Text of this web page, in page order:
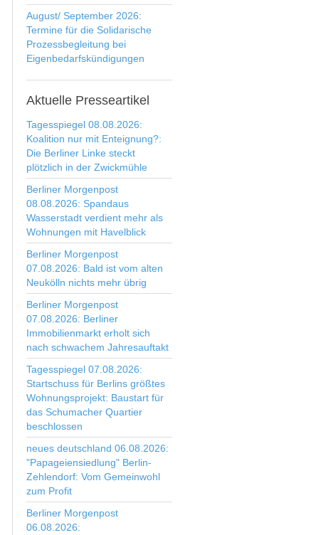
August/ September 2026:
Termine für die Solidarische
Prozessbegleitung bei
Eigenbedarfskündigungen
Aktuelle Presseartikel
Tagesspiegel 08.08.2026:
Koalition nur mit Enteignung?:
Die Berliner Linke steckt
plötzlich in der Zwickmühle
Berliner Morgenpost
08.08.2026: Spandaus
Wasserstadt verdient mehr als
Wohnungen mit Havelblick
Berliner Morgenpost
07.08.2026: Bald ist vom alten
Neukölln nichts mehr übrig
Berliner Morgenpost
07.08.2026: Berliner
Immobilienmarkt erholt sich
nach schwachem Jahresauftakt
Tagesspiegel 07.08.2026:
Startschuss für Berlins größtes
Wohnungsprojekt: Baustart für
das Schumacher Quartier
beschlossen
neues deutschland 06.08.2026:
"Papageiensiedlung" Berlin-
Zehlendorf: Vom Gemeinwohl
zum Profit
Berliner Morgenpost
06.08.2026: